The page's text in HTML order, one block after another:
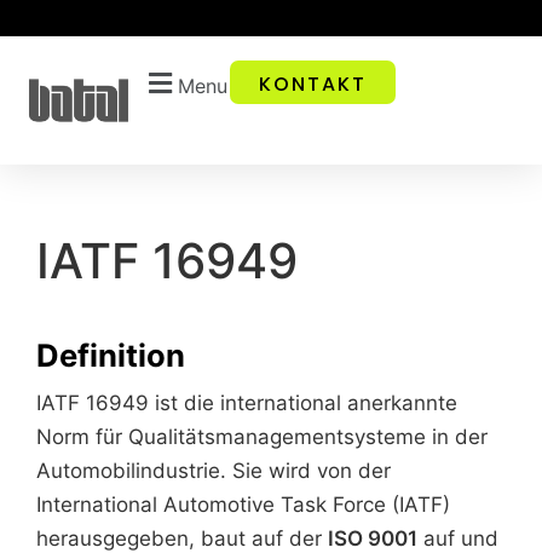
Menu KONTAKT
IATF 16949
Definition
IATF 16949 ist die international anerkannte
Norm für Qualitätsmanagementsysteme in der
Automobilindustrie. Sie wird von der
International Automotive Task Force (IATF)
herausgegeben, baut auf der ISO 9001 auf und